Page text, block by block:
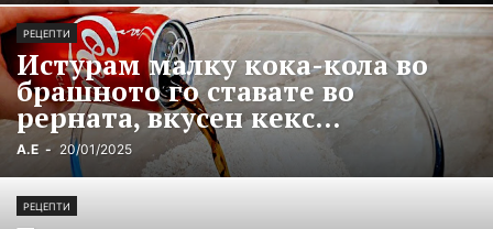
РЕЦЕПТИ
Истурам малку кока-кола во
брашното го ставате во
рерната, вкусен кекс...
А.Е - 20/01/2025
РЕЦЕПТИ